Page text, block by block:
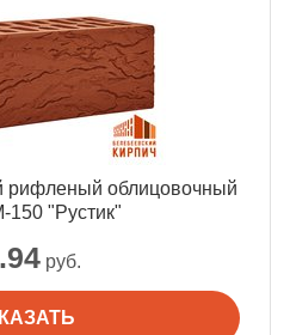
руб.
рифленый облицовочный
150 "Рустик"